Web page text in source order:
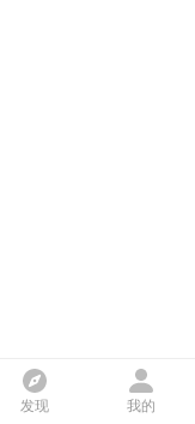
发现 我的